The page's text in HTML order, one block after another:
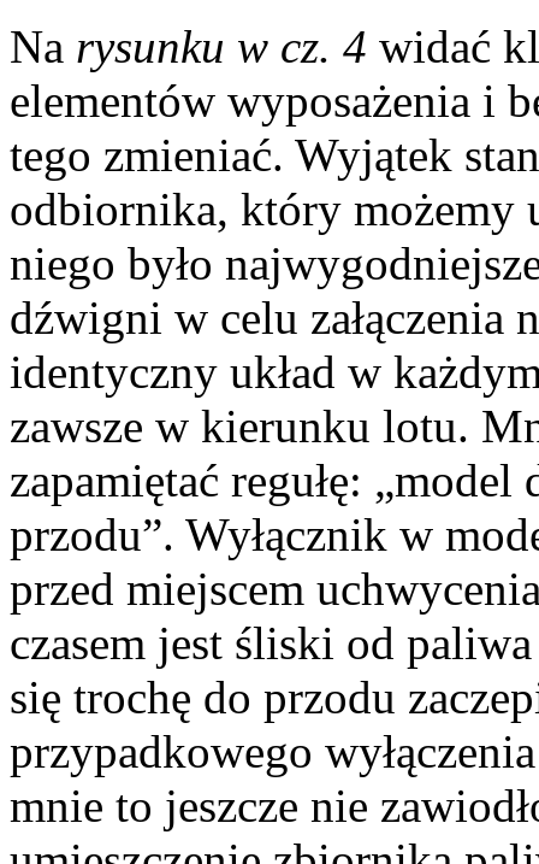
Na rysunku w cz. 4 widać
elementów wyposażenia i
tego zmieniać. Wyjątek
odbiornika, który możemy
niego było
dźwigni w celu załączenia
identyczny układ w
zawsze w kierunku lotu.
zapamiętać regułę:
przodu”. Wyłącznik w
przed miejscem
czasem jest śliski od
się trochę do przodu
przypadkowego
mnie to jeszcze nie